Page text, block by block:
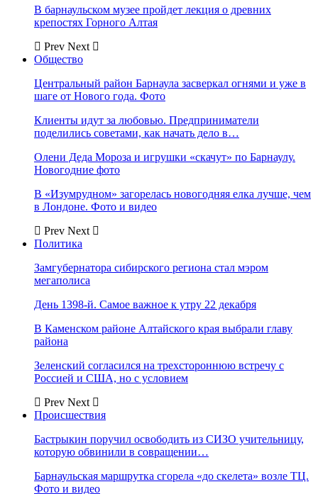
В барнаульском музее пройдет лекция о древних
крепостях Горного Алтая
Prev Next
Общество
Центральный район Барнаула засверкал огнями и уже в
шаге от Нового года. Фото
Клиенты идут за любовью. Предприниматели
поделились советами, как начать дело в…
Олени Деда Мороза и игрушки «скачут» по Барнаулу.
Новогодние фото
В «Изумрудном» загорелась новогодняя елка лучше, чем
в Лондоне. Фото и видео
Prev Next
Политика
Замгубернатора сибирского региона стал мэром
мегаполиса
День 1398-й. Самое важное к утру 22 декабря
В Каменском районе Алтайского края выбрали главу
района
Зеленский согласился на трехстороннюю встречу с
Россией и США, но с условием
Prev Next
Происшествия
Бастрыкин поручил освободить из СИЗО учительницу,
которую обвинили в совращении…
Барнаульская маршрутка сгорела «до скелета» возле ТЦ.
Фото и видео